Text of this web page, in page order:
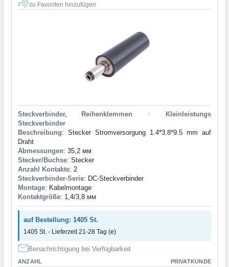
2 zu Favoriten hinzufügen
Steckverbinder, Reihenklemmen >
Kleinleistungs
Steckverbinder
Beschreibung: Stecker Stromversorgung 1.4*3.8*9.5 mm auf
Draht
Abmessungen: 35,2 мм
Stecker/Buchse: Stecker
Anzahl Kontakte: 2
Steckverbinder-Serie: DC-Steckverbinder
Montage: Kabelmontage
Kontaktgröße: 1,4/3,8 мм
auf Bestellung: 1405 St.
1405 St. - Lieferzeit 21-28 Tag (e)
Benachrichtigung bei Verfügbarkeit
ANZAHL PRIVATKUNDE